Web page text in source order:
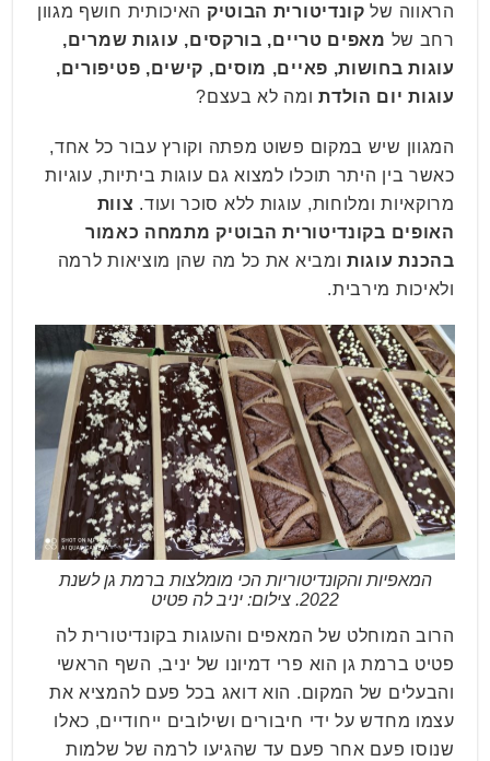
הראווה של קונדיטורית הבוטיק האיכותית חושף מגוון
רחב של מאפים טריים, בורקסים, עוגות שמרים,
עוגות בחושות, פאיים, מוסים, קישים, פטיפורים,
עוגות יום הולדתומה לא בעצם?
המגוון שיש במקום פשוט מפתה וקורץ עבור כל אחד,
כאשר בין היתר תוכלו למצוא גם עוגות ביתיות, עוגיות
מרוקאיות ומלוחות, עוגות ללא סוכר ועוד. צוות
האופים בקונדיטורית הבוטיק מתמחה כאמור
בהכנת עוגותומביא את כל מה שהן מוציאות לרמה
ולאיכות מירבית.
המאפיות והקונדיטוריות הכי מומלצות ברמת גן לשנת
2022. צילום: יניב לה פטיט
הרוב המוחלט של המאפים והעוגות בקונדיטורית לה
פטיט ברמת גן הוא פרי דמיונו של יניב, השף הראשי
והבעלים של המקום. הוא דואג בכל פעם להמציא את
עצמו מחדש על ידי חיבורים ושילובים ייחודיים, כאלו
שנוסו פעם אחר פעם עד שהגיעו לרמה של שלמות